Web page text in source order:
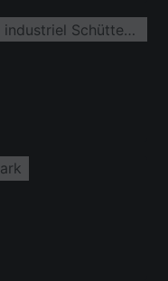
Nouveau chantier dans le parc industriel Schütte-Lanz-Park